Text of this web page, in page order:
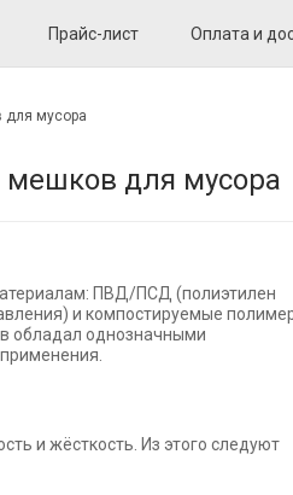
Прайс-лист Оплата и
для мусора
мешков для мусора
ПВД/ПСД (полиэтилен
и компостируемые
обладал однозначными
и жёсткость. Из этого следуют